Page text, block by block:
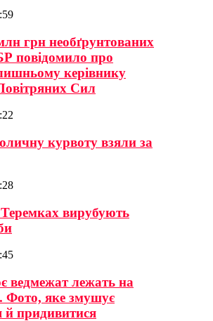
грн необґрунтованих
повідомило про
керівнику
Сил
курвоту взяли за
вирубують
ведмежат лежать на
Фото, яке змушує
й придивитися